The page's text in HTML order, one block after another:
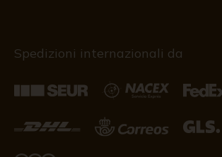
Spedizioni internazionali da